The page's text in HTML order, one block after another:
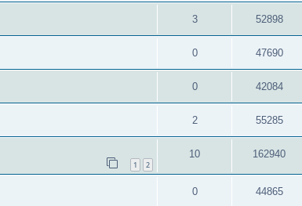
3 52898
0 47690
0 42084
2 55285
1 2
10 162940
0 44865